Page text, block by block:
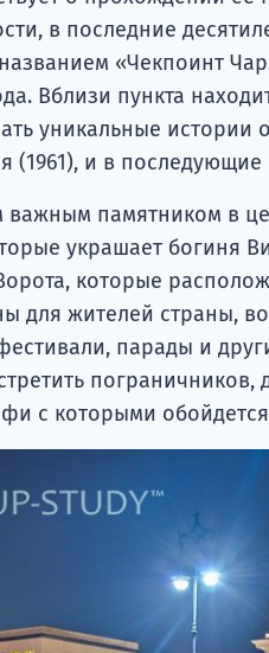
в последние
«Чекпоинт
Вблизи пункта
уникальные истории
(1961), и в
памятником в
украшает богиня
которые
для жителей страны,
парады и
с которыми